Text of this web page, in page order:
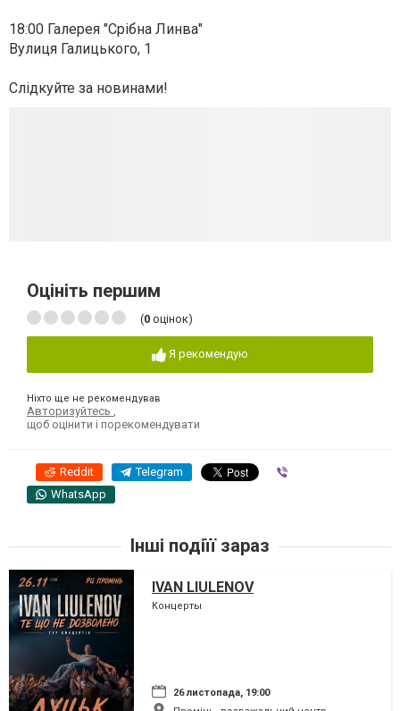
18:00 Галерея "Срібна Линва"
Вулиця Галицького, 1
Слідкуйте за новинами!
Оцініть першим
(0 оцінок)
Я рекомендую
Ніхто ще не рекомендував
Авторизуйтесь
щоб оцінити і порекомендувати
Reddit Telegram
WhatsApp
Інші подіїї зараз
IVAN LIULENOV
Концерты
26 листопада, 19:00